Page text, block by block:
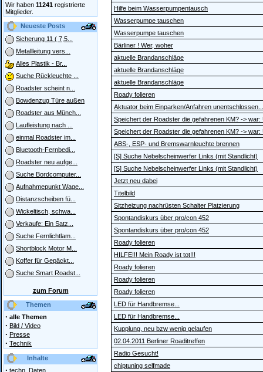
Wir haben 11241 registrierte
Mitglieder.
Neueste Posts
Sicherung 11 ( 7,5...
Metallleitung vers...
Alles Plastik - Br...
Suche Rückleuchte ...
Roadster scheint n...
Bowdenzug Türe außen
Roadster aus Münch...
Laufleistung nach ...
einmal Roadster im...
Bluetooth-Fernbedi...
Roadster neu aufge...
Suche Bordcomputer...
Aufnahmepunkt Wage...
Distanzscheiben fü...
Wickeltisch, schwa...
Verkaufe: Ein Satz...
Suche Fernlichtlam...
Shortblock Motor M...
Koffer für Gepäckt...
Suche Smart Roadst...
zum Forum
Themen
· alle Themen
· Bild / Video
· Presse
· Technik
Inhalte
· techn. Daten
Hilfe beim Wasserpumpentausch
Wasserpumpe tauschen
Wasserpumpe tauschen
Bärliner ! Wer, woher
aktuelle Brandanschläge
aktuelle Brandanschläge
aktuelle Brandanschläge
Roady folieren
Aktuator beim Einparken/Anfahren unentschlossen...
Speichert der Roadster die gefahrenen KM? ->
Speichert der Roadster die gefahrenen KM? ->
ABS-, ESP- und Bremswarnleuchte brennen
[S] Suche Nebelscheinwerfer Links (mit Standlicht)
[S] Suche Nebelscheinwerfer Links (mit Standlicht)
Jetzt neu dabei
Titelbild
Sitzheizung nachrüsten Schalter Platzierung
Spontandiskurs über pro/con 452
Spontandiskurs über pro/con 452
Roady folieren
HILFE!!! Mein Roady ist tot!!!
Roady folieren
Roady folieren
Roady folieren
LED für Handbremse...
LED für Handbremse...
Kupplung, neu bzw wenig gelaufen
02.04.2011 Berliner Roaditreffen
Radio Gesucht!
chiptuning selfmade